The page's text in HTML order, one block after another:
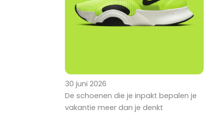
30 juni 2026
De schoenen die je inpakt bepalen je
vakantie meer dan je denkt